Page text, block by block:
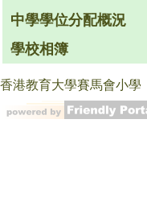
中學學位分配概況
學校相簿
香港教育大學賽馬會小學